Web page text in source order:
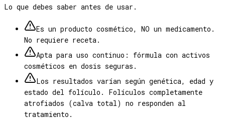
Lo que debes saber antes de usar.
Es un producto cosmético, NO un medicamento.
No requiere receta.
Apta para uso continuo: fórmula con activos
cosméticos en dosis seguras.
Los resultados varían según genética, edad y
estado del folículo. Folículos completamente
atrofiados (calva total) no responden al
tratamiento.